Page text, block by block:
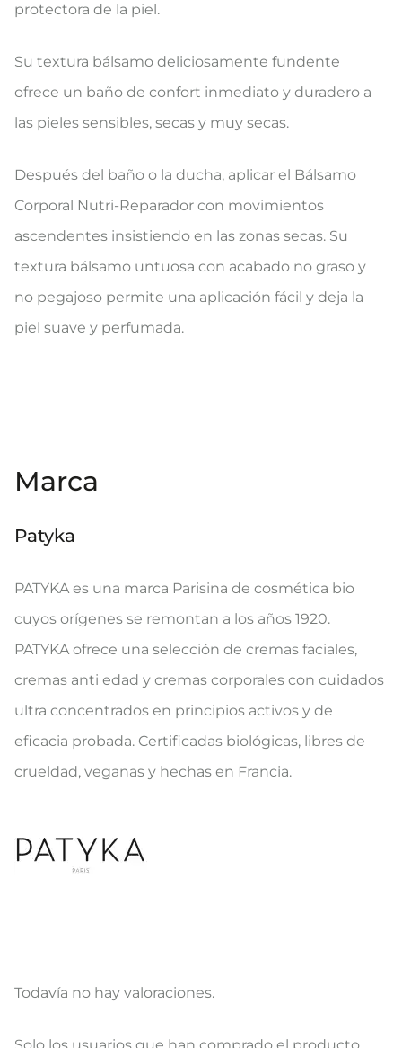
protectora de la piel.
Su textura bálsamo deliciosamente fundente
ofrece un baño de confort inmediato y duradero a
las pieles sensibles, secas y muy secas.
Después del baño o la ducha, aplicar el Bálsamo
Corporal Nutri-Reparador con movimientos
ascendentes insistiendo en las zonas secas. Su
textura bálsamo untuosa con acabado no graso y
no pegajoso permite una aplicación fácil y deja la
piel suave y perfumada.
Marca
Patyka
PATYKA es una marca Parisina de cosmética bio
cuyos orígenes se remontan a los años 1920.
PATYKA ofrece una selección de cremas faciales,
cremas anti edad y cremas corporales con cuidados
ultra concentrados en principios activos y de
eficacia probada. Certificadas biológicas, libres de
crueldad, veganas y hechas en Francia.
V
Todavía no hay valoraciones.